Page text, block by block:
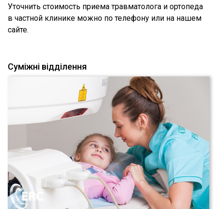
Уточнить стоимость приема травматолога и ортопеда
в частной клинике можно по телефону или на нашем
сайте.
Суміжні відділення